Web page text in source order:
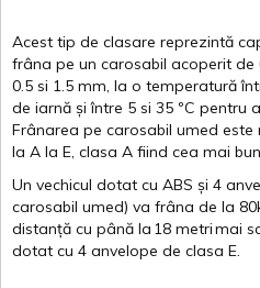
Acest tip de clasare reprezintă
frâna pe un carosabil acoperit de
0.5 si 1.5 mm, la o temperatură
de iarnă și între 5 si 35 ºC pentru
Frânarea pe carosabil umed este
la A la E, clasa A fiind cea mai
Un vechicul dotat cu ABS și 4
carosabil umed) va frâna de la
distanță cu până la 18 metrimai
dotat cu 4 anvelope de clasa E.